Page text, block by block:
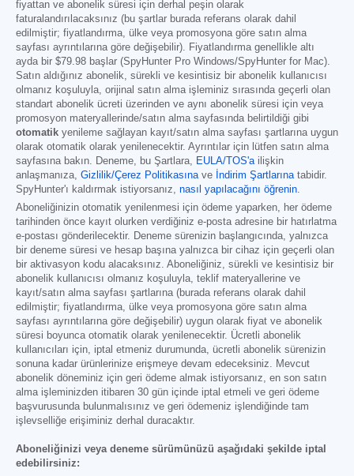
fiyattan ve abonelik süresi için derhal peşin olarak
faturalandırılacaksınız (bu şartlar burada referans olarak dahil
edilmiştir; fiyatlandırma, ülke veya promosyona göre satın alma
sayfası ayrıntılarına göre değişebilir). Fiyatlandırma genellikle altı
ayda bir $79.98 başlar (SpyHunter Pro Windows/SpyHunter for Mac).
Satın aldığınız abonelik, sürekli ve kesintisiz bir abonelik kullanıcısı
olmanız koşuluyla, orijinal satın alma işleminiz sırasında geçerli olan
standart abonelik ücreti üzerinden ve aynı abonelik süresi için veya
promosyon materyallerinde/satın alma sayfasında belirtildiği gibi
otomatik yenileme sağlayan kayıt/satın alma sayfası şartlarına uygun
olarak otomatik olarak yenilenecektir. Ayrıntılar için lütfen satın alma
sayfasına bakın. Deneme, bu Şartlara, EULA/TOS'ailişkin
anlaşmanıza, Gizlilik/Çerez Politikasınave İndirim Şartlarınatabidir.
SpyHunter'ı kaldırmak istiyorsanız, nasıl yapılacağını öğrenin.
Aboneliğinizin otomatik yenilenmesi için ödeme yaparken, her ödeme
tarihinden önce kayıt olurken verdiğiniz e-posta adresine bir hatırlatma
e-postası gönderilecektir. Deneme sürenizin başlangıcında, yalnızca
bir deneme süresi ve hesap başına yalnızca bir cihaz için geçerli olan
bir aktivasyon kodu alacaksınız. Aboneliğiniz, sürekli ve kesintisiz bir
abonelik kullanıcısı olmanız koşuluyla, teklif materyallerine ve
kayıt/satın alma sayfası şartlarına (burada referans olarak dahil
edilmiştir; fiyatlandırma, ülke veya promosyona göre satın alma
sayfası ayrıntılarına göre değişebilir) uygun olarak fiyat ve abonelik
süresi boyunca otomatik olarak yenilenecektir. Ücretli abonelik
kullanıcıları için, iptal etmeniz durumunda, ücretli abonelik sürenizin
sonuna kadar ürünlerinize erişmeye devam edeceksiniz. Mevcut
abonelik döneminiz için geri ödeme almak istiyorsanız, en son satın
alma işleminizden itibaren 30 gün içinde iptal etmeli ve geri ödeme
başvurusunda bulunmalısınız ve geri ödemeniz işlendiğinde tam
işlevselliğe erişiminiz derhal duracaktır.
Aboneliğinizi veya deneme sürümünüzü aşağıdaki şekilde iptal
edebilirsiniz: